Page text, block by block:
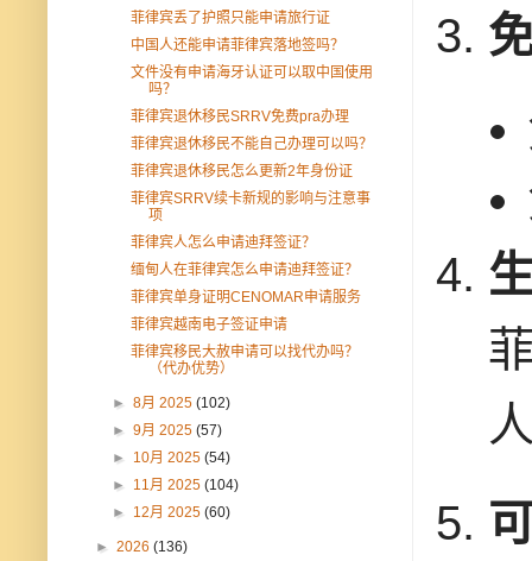
菲律宾丢了护照只能申请旅行证
中国人还能申请菲律宾落地签吗？
文件没有申请海牙认证可以取中国使用
吗？
菲律宾退休移民SRRV免费pra办理
菲律宾退休移民不能自己办理可以吗？
菲律宾退休移民怎么更新2年身份证
菲律宾SRRV续卡新规的影响与注意事
项
菲律宾人怎么申请迪拜签证？
缅甸人在菲律宾怎么申请迪拜签证？
菲律宾单身证明CENOMAR申请服务
菲律宾越南电子签证申请
菲律宾移民大赦申请可以找代办吗？
（代办优势）
►8月 2025(102)
►9月 2025(57)
► 10月 2025(54)
► 11月 2025(104)
► 12月 2025(60)
► 2026 (136)